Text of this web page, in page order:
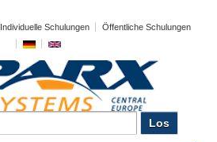
Individuelle Schulungen Öffentliche Schulungen